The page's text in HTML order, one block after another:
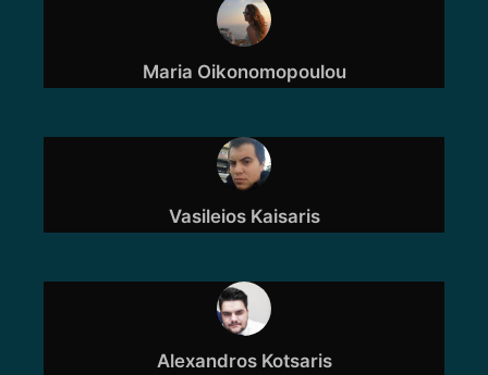
Maria Oikonomopoulou
Vasileios Kaisaris
Alexandros Kotsaris